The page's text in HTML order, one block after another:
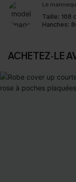
Le
Taille: 168
Hanches:
ACHETEZ‑LE